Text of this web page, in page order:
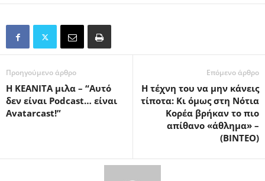
Προηγούμενο άρθρο
Η ΚΕΑΝΙΤΑ μιλα – “Αυτό
δεν είναι Podcast… είναι
Avatarcast!”
Επόμενο άρθρο
Η τέχνη του να μην κάνεις
τίποτα: Κι όμως στη Νότια
Κορέα βρήκαν το πιο
απίθανο «άθλημα» –
(BINTEO)